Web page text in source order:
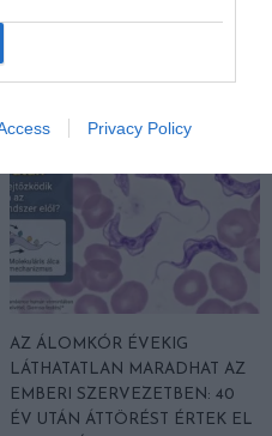
Privacy Policy
AZ ÁLOMKÓR ÉVEKIG
LÁTHATATLAN MARADHAT AZ
EMBERI SZERVEZETBEN: 40
ÉV UTÁN ÁTTÖRÉST ÉRTEK EL